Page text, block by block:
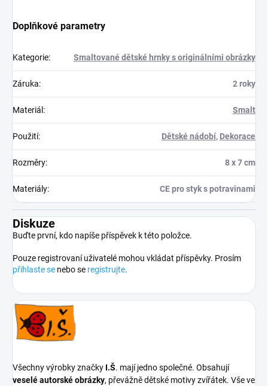
Doplňkové parametry
Kategorie: Smaltované dětské hrnky s originálními obrázky
Záruka: 2 roky
Materiál : Smalt
Použití: Dětské nádobí, Dekorace
Rozměry: 8 x 7 cm
Materiály: CE pro styk s potravinami
Diskuze
Buďte první, kdo napíše příspěvek k této položce.
Pouze registrovaní uživatelé mohou vkládat příspěvky. Prosím
přihlaste se nebo se registrujte.
Všechny výrobky značky I.Š. mají jedno společné. Obsahují
veselé autorské obrázky, převážně dětské motivy zvířátek. Vše ve